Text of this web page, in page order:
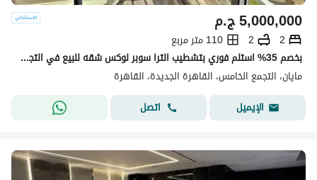
ج.م5,000,000
2
2
110 متر مربع
بخصم 35% استلم فوري بتشطيب الترا سوبر لوكس شقه للبيع في التجمع الخامس كمبوند مايان Mayan new cairo امام الرحاب بجوار كريك تاون والمطار دقائق من AUC
مايان، التجمع الخامس، القاهرة الجديدة، القاهرة
الإيميل
اتصل